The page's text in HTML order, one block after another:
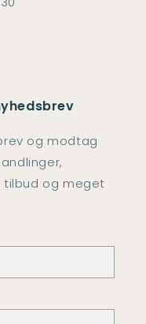
og modtag
tilbud og meget